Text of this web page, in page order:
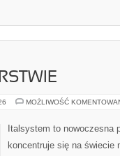
MOŻLIWOŚĆ
Italsystem to nowoczesna
koncentruje się na świecie